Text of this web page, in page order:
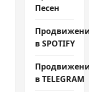
Песен
в SPOTIFY
в TELEGRAM